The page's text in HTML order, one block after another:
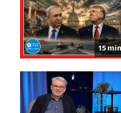
15 min